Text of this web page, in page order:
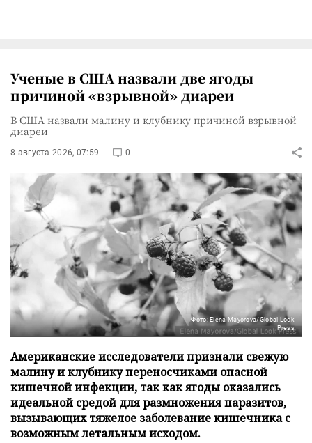
Ученые в США назвали две ягоды
причиной «взрывной» диареи
В США назвали малину и клубнику причиной взрывной
диареи
8 августа 2026, 07:59 0
Фото: Elena Mayorova/Global Look
Press
Американские исследователи признали свежую
малину и клубнику переносчиками опасной
кишечной инфекции, так как ягоды оказались
идеальной средой для размножения паразитов,
вызывающих тяжелое заболевание кишечника с
возможным летальным исходом.